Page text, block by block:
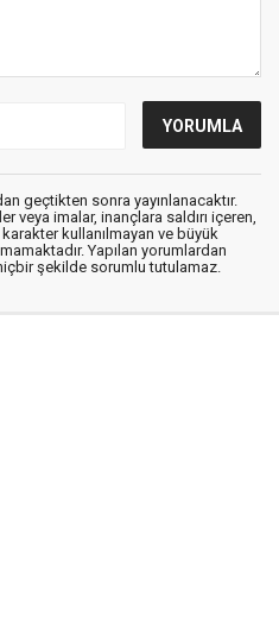
geçtikten sonra yayınlanacaktır.
veya imalar, inançlara saldırı içeren,
kullanılmayan ve büyük
Yapılan yorumlardan
şekilde sorumlu tutulamaz.